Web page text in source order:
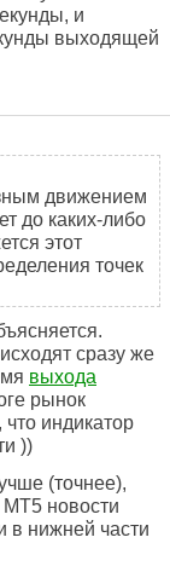
и
выходящей
движением
до каких-либо
этот
точек
сразу же
выхода
рынок
индикатор
))
(точнее),
МТ5 новости
в нижней части